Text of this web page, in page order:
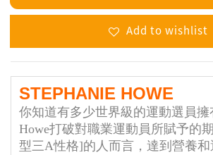
Add to wishlist
STEPHANIE HOWE
你知道有多少世界級的運動選員擁
Howe打破對職業運動員所賦予的
型三A性格]的人而言，達到營養